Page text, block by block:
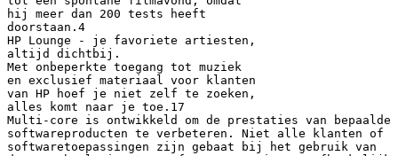
hij meer dan 200 tests heeft
doorstaan.4
HP Lounge - je favoriete artiesten,
altijd dichtbij.
Met onbeperkte toegang tot muziek
en exclusief materiaal voor klanten
van HP hoef je niet zelf te zoeken,
alles komt naar je toe.17
Multi-core is ontwikkeld om de prestaties van bepaalde
softwareproducten te verbeteren. Niet alle klanten of
softwaretoepassingen zijn gebaat bij het gebruik van